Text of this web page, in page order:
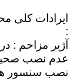
ایرادات کلی
:
آژیر مزاحم :
عدم نصب صحیح
نصب سنسور